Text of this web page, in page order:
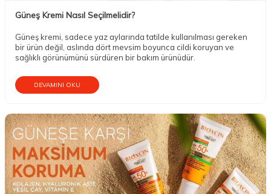
Güneş Kremi Nasıl Seçilmelidir?
Güneş kremi, sadece yaz aylarında tatilde kullanılması gereken
bir ürün değil, aslında dört mevsim boyunca cildi koruyan ve
sağlıklı görünümünü sürdüren bir bakım ürünüdür.
DEVAMINI OKU